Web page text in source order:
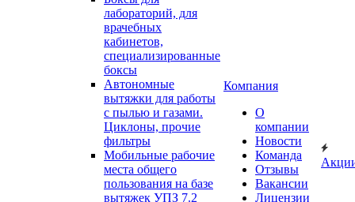
лабораторий, для
врачебных
кабинетов,
специализированные
боксы
Автономные
вытяжки для работы
с пылью и газами.
Циклоны, прочие
фильтры
Мобильные рабочие
места общего
пользования на базе
вытяжек УПЗ 7.2
Компания
О
компании
Новости
Команда
Отзывы
Вакансии
Лицензии